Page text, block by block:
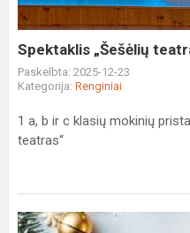
Spektaklis „Šešėlių
Paskelbta: 2025-12-23
Kategorija: Renginiai
1 a, b ir c klasių mokinių
teatras“
Kalėdiniai